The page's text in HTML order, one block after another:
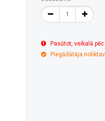
Pasūtot, veikalā
Piegādātāja